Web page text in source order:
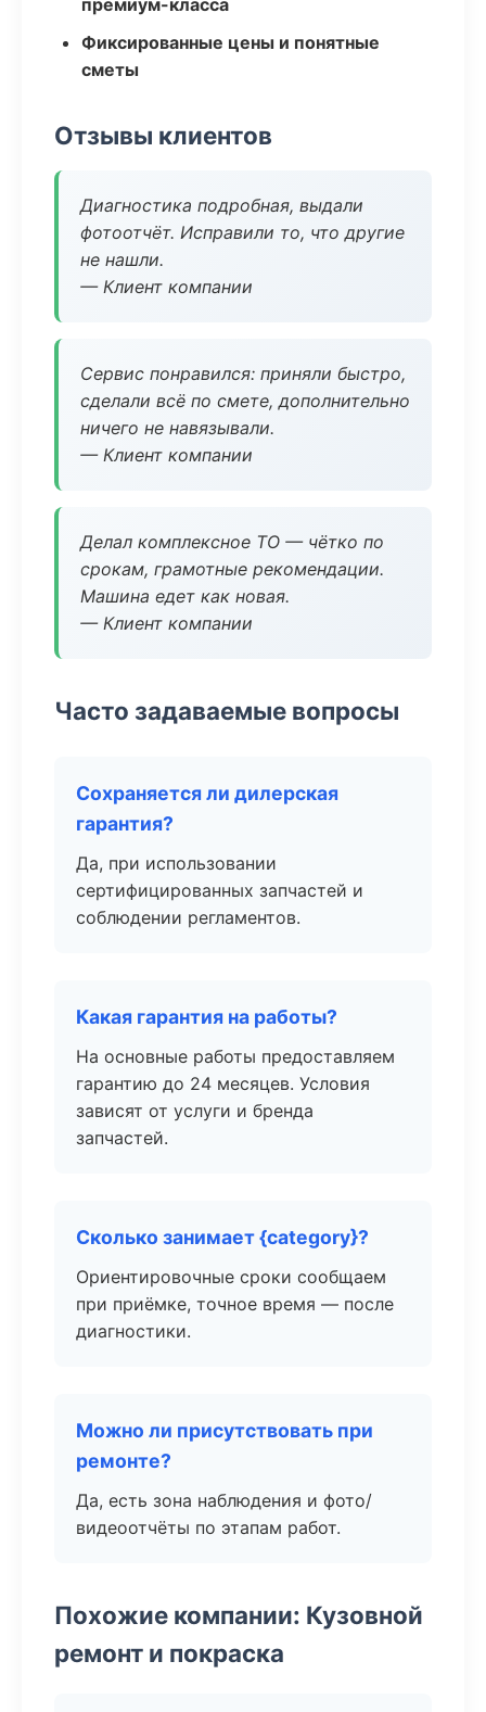
премиум-класса
Фиксированные цены и понятные
сметы
Отзывы клиентов
Диагностика подробная, выдали
фотоотчёт. Исправили то, что другие
не нашли.
— Клиент компании
Сервис понравился: приняли быстро,
сделали всё по смете, дополнительно
ничего не навязывали.
— Клиент компании
Делал комплексное ТО — чётко по
срокам, грамотные рекомендации.
Машина едет как новая.
— Клиент компании
Часто задаваемые вопросы
Сохраняется ли дилерская
гарантия?
Да, при использовании
сертифицированных запчастей и
соблюдении регламентов.
Какая гарантия на работы?
На основные работы предоставляем
гарантию до 24 месяцев. Условия
зависят от услуги и бренда
запчастей.
Сколько занимает {category}?
Ориентировочные сроки сообщаем
при приёмке, точное время — после
диагностики.
Можно ли присутствовать при
ремонте?
Да, есть зона наблюдения и фото/
видеоотчёты по этапам работ.
Похожие компании: Кузовной
ремонт и покраска